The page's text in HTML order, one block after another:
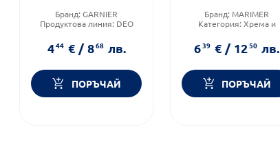
Бранд:GARNIER
Продуктова линия: DEO
козметика
444 € / 868 лв.
ПОРЪЧАЙ
Бранд: MARIMER
Категория: Хрема и
Brand: MARIMER
639 € / 1250 лв.
ПОРЪЧАЙ